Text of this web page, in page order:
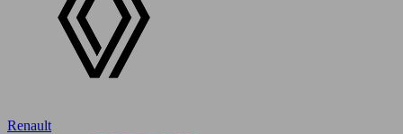
Renault